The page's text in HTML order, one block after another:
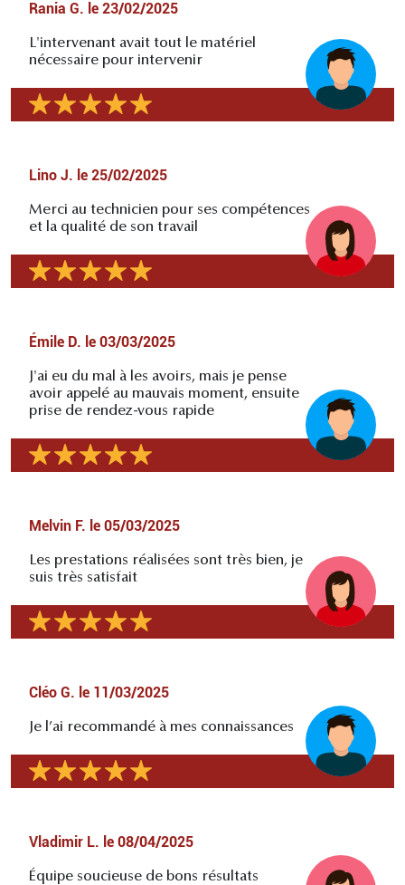
Rania G. le 23/02/2025
L'intervenant avait tout le matériel
nécessaire pour intervenir
Lino J. le 25/02/2025
Merci au technicien pour ses compétences
et la qualité de son travail
Émile D. le 03/03/2025
J'ai eu du mal à les avoirs, mais je pense
avoir appelé au mauvais moment, ensuite
prise de rendez-vous rapide
Melvin F. le 05/03/2025
Les prestations réalisées sont très bien, je
suis très satisfait
Cléo G. le 11/03/2025
Je l’ai recommandé à mes connaissances
Vladimir L. le 08/04/2025
Équipe soucieuse de bons résultats